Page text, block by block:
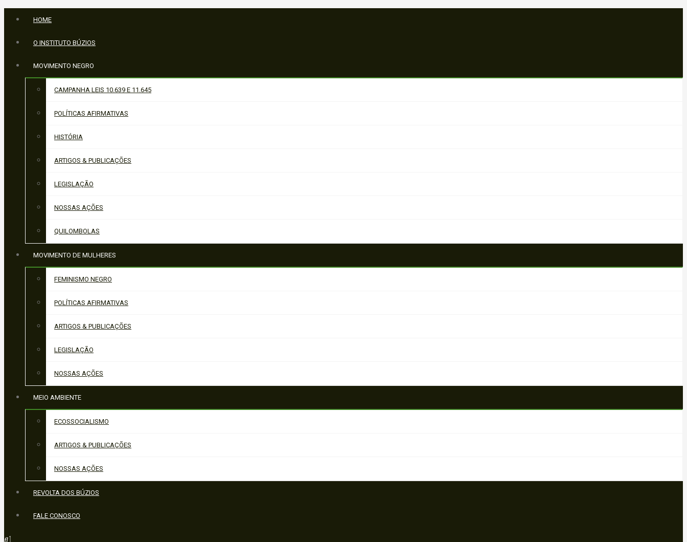
HOME
O INSTITUTO BÚZIOS
MOVIMENTO NEGRO
CAMPANHA LEIS 10.639 E 11.645
POLÍTICAS AFIRMATIVAS
HISTÓRIA
ARTIGOS & PUBLICAÇÕES
LEGISLAÇÃO
NOSSAS AÇÕES
QUILOMBOLAS
MOVIMENTO DE MULHERES
FEMINISMO NEGRO
POLÍTICAS AFIRMATIVAS
ARTIGOS & PUBLICAÇÕES
LEGISLAÇÃO
NOSSAS AÇÕES
MEIO AMBIENTE
ECOSSOCIALISMO
ARTIGOS & PUBLICAÇÕES
NOSSAS AÇÕES
REVOLTA DOS BÚZIOS
FALE CONOSCO